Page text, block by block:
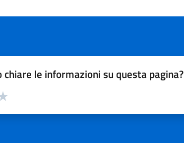
chiare le informazioni su questa pagina?